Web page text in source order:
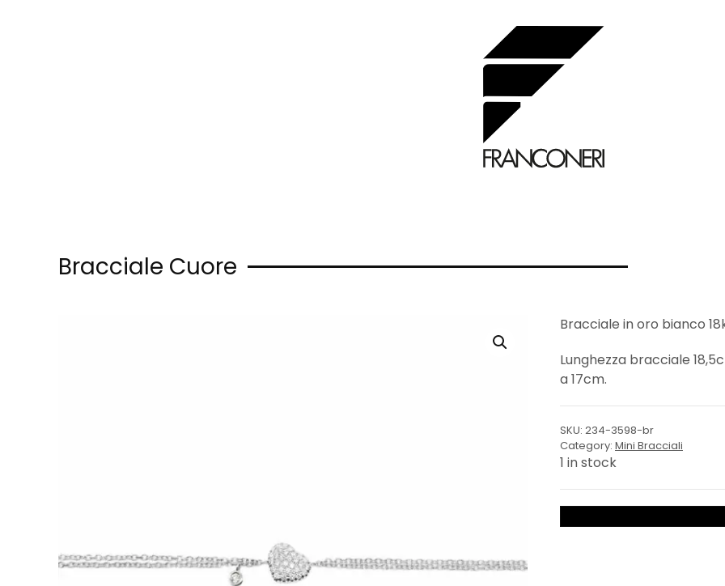
Bracciale Cuore
Bracciale in oro bianco
Lunghezza bracciale
a 17cm.
SKU: 234-3598-br
Category: Mini Bracciali
1 in stock